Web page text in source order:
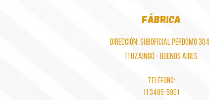
fábrica
dirección: Suboficial Perdomo
Ituzaingó - Buenos Aires
Teléfono:
11 3495-5901